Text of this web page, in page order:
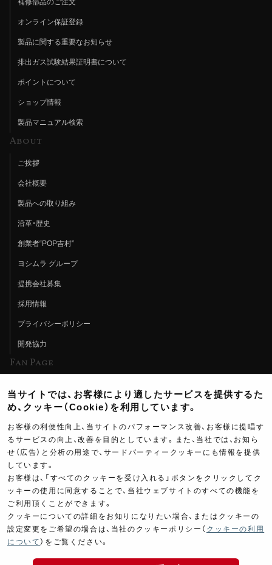
補修部品のご注文
オンライン保証登録
製品に関する重要なお知らせ
排出ガス試験結果証明書について
ポイントについて
ショップ情報
製品マニュアル検索
About
ご挨拶
会社概要
製品への取り組み
沿革・歴史
創業者“POP吉村”
ヨシムラ グループ
提携会社募集
採用情報
プライバシーポリシー
開発協力
Fan Page
ヨシムラTV
イベント情報
イベントスケジュール
ツーリングブレイクタイム
製品ポスター
当サイトでは、お客様により適したサービスを提供するた
め、クッキー（Cookie）を利用しています。
お客様の利便性向上、当サイトのパフォーマンス改善、お客様に提唱す
るサービスの向上、改善を目的としています。また、当社では、お知ら
せ（広告）と分析の用途で、サードパーティークッキーにも情報を提供
しています。
お客様は、「すべてのクッキーを受け入れる」ボタンをクリックしてク
ッキーの使用に同意することで、当社ウェブサイトのすべての機能を
ご利用頂くことができます。
クッキーについての詳細をお知りになりたい場合、またはクッキーの
設定変更をご希望の場合は、当社のクッキーポリシー（ クッキーの利用
について ）をご覧ください。